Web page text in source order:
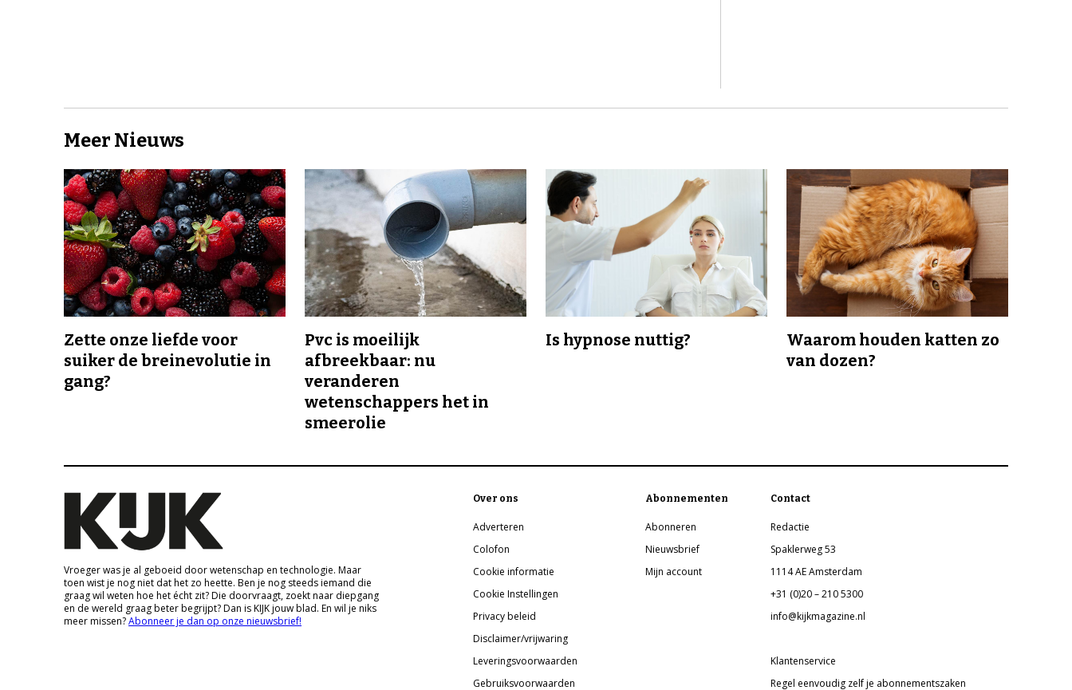
Meer Nieuws
Zette onze liefde voor
suiker de breinevolutie in
gang?
Pvc is moeilijk
afbreekbaar: nu
veranderen
wetenschappers het in
smeerolie
Is hypnose nuttig?
Waarom houden katten zo
van dozen?
Vroeger was je al geboeid door wetenschap en technologie. Maar
toen wist je nog niet dat het zo heette. Ben je nog steeds iemand die
graag wil weten hoe het écht zit? Die doorvraagt, zoekt naar diepgang
en de wereld graag beter begrijpt? Dan is KIJK jouw blad. En wil je niks
meer missen?Abonneer je dan op onze nieuwsbrief!
Over ons
Adverteren
Colofon
Cookie informatie
Cookie Instellingen
Privacy beleid
Disclaimer/vrijwaring
Leveringsvoorwaarden
Gebruiksvoorwaarden
Abonnementen
Abonneren
Nieuwsbrief
Mijn account
Contact
Redactie
Spaklerweg 53
1114 AE Amsterdam
+31 (0)20 – 210 5300
info@kijkmagazine.nl
Klantenservice
Regel eenvoudig zelf je abonnementszaken